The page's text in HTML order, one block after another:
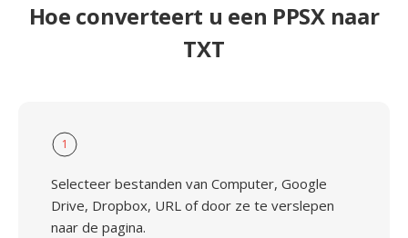
Hoe converteert u een PPSX naar
TXT
1
Selecteer bestanden van Computer, Google
Drive, Dropbox, URL of door ze te verslepen
naar de pagina.